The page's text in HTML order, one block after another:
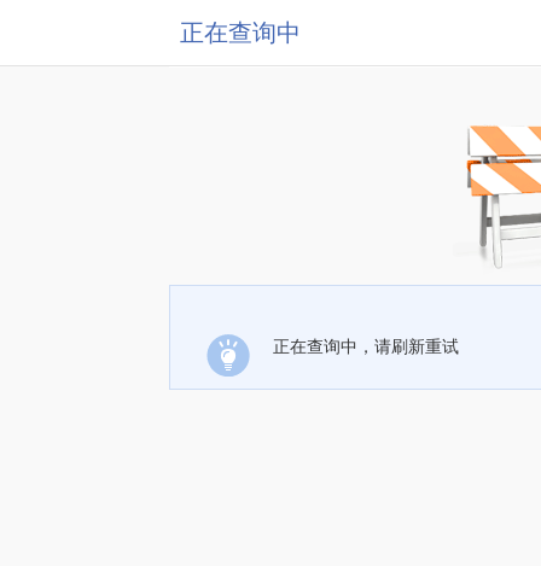
正在查询中
正在查询中，请刷新重试